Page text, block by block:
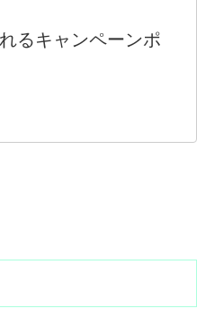
るキャンペーンポ